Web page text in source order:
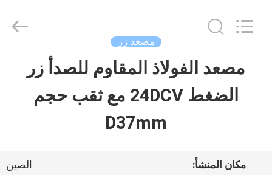
أشرطة
SUNNY
مصعد زر
مصعد الفولاذ المقاوم للصدأ زر
الضغط 24DCV مع ثقب حجم
D37mm
مكان المنشأ: الصين